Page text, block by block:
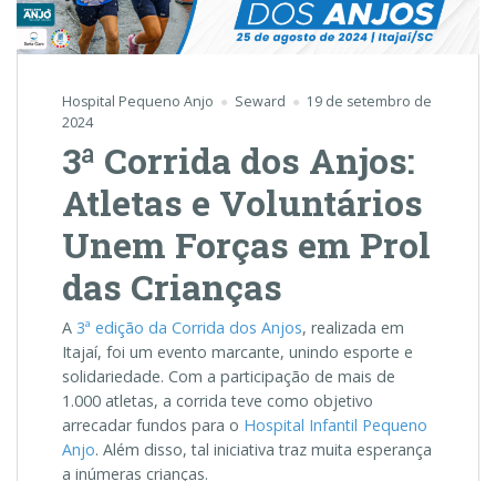
Hospital Pequeno Anjo Seward
19 de setembro de
2024
3ª Corrida dos Anjos:
Atletas e Voluntários
Unem Forças em Prol
das Crianças
A 3ª edição da Corrida dos Anjos, realizada em
Itajaí, foi um evento marcante, unindo esporte e
solidariedade. Com a participação de mais de
1.000 atletas, a corrida teve como objetivo
arrecadar fundos para o Hospital Infantil Pequeno
Anjo. Além disso, tal iniciativa traz muita esperança
a inúmeras crianças.